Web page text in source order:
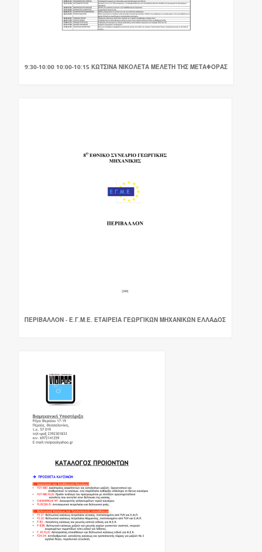
9:30-10:00 10:00-10:15 ΚΩΤΣΙΝΑ ΝΙΚΟΛΕΤΑ ΜΕΛΈΤΗ ΤΗΣ ΜΕΤΑΦΟΡΆΣ
ΠΕΡΙΒΆΛΛΟΝ - Ε.Γ.Μ.Ε. ΕΤΑΙΡΕΊΑ ΓΕΩΡΓΙΚΏΝ ΜΗΧΑΝΙΚΏΝ ΕΛΛΆΔΟΣ